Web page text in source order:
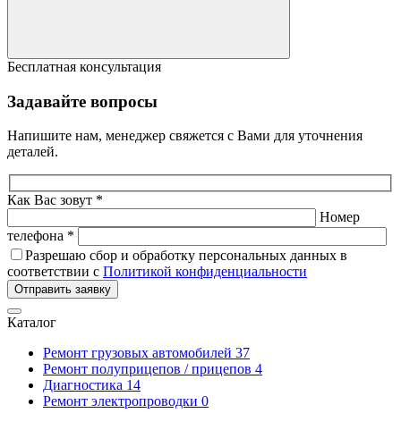
Бесплатная консультация
Задавайте вопросы
Напишите нам, менеджер свяжется с Вами для уточнения
деталей.
Как Вас зовут *
Номер
телефона *
Разрешаю сбор и обработку персональных данных в
соответствии с Политикой конфиденциальности
Отправить заявку
Каталог
Ремонт грузовых автомобилей 37
Ремонт полуприцепов / прицепов 4
Диагностика 14
Ремонт электропроводки 0